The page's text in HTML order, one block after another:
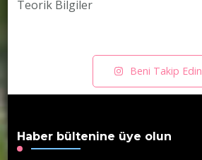
Teorik Bilgiler
Beni Takip Edin
Haber bültenine üye olun